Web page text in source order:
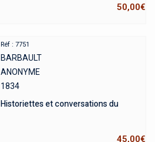
50,00€
Réf : 7751
BARBAULT
ANONYME
1834
Historiettes et conversations du
45,00€